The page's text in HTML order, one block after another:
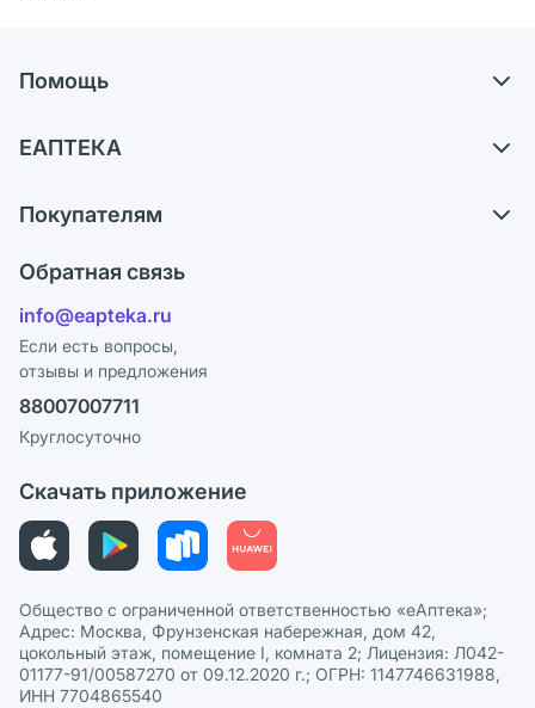
Помощь
Самовывоз из аптек
Ответы на вопросы
Блог
ЕАПТЕКА
Карьера
Поставщики
Лицензия
Реклама на сайте
Ваши товары на ЕАПТЕКЕ
Покупателям
Программа СберСпасибо
Политика конфиденциальности
Пользовательское соглашение
Политика рекомендаций
Этика и соответствие
Политика в отношении обработки персональных данных
Обратная связь
info@eapteka.ru
Если есть вопросы,
отзывы и предложения
88007007711
Круглосуточно
Скачать приложение
Общество с ограниченной ответственностью «еАптека»;
Адрес: Москва, Фрунзенская набережная, дом 42,
цокольный этаж, помещение I, комната 2; Лицензия: Л042-
01177-91/00587270 от 09.12.2020 г.; ОГРН: 1147746631988,
ИНН 7704865540